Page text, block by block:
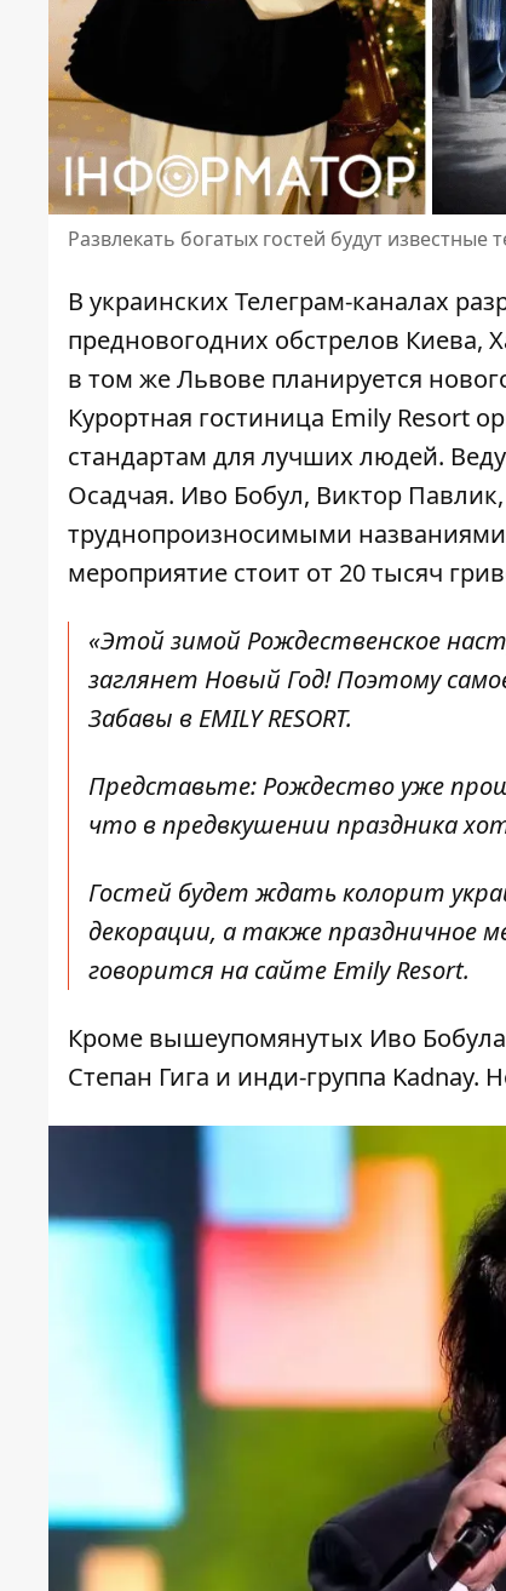
Развлекать богатых гостей будут известные
В украинских Телеграм-каналах
предновогодних обстрелов Киева,
в том же Львове планируется
Курортная гостиница Emily Resort
стандартам для лучших людей.
Осадчая. Иво Бобул, Виктор
труднопроизносимыми
мероприятие стоит от 20 тысяч
«Этой зимой Рождественское
заглянет Новый Год! Поэтому
Забавы в EMILY RESORT.
Представьте: Рождество уже
что в предвкушении праздника
Гостей будет ждать колорит
декорации, а также праздничное
говорится на сайте Emily Resort.
Кроме вышеупомянутых Иво Бобула
Степан Гига и инди-группа Kadnay.